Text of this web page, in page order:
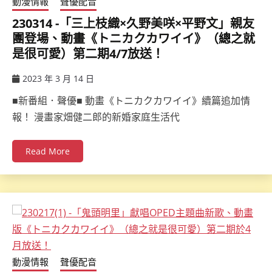
230314 -「三上枝織×久野美咲×平野文」親友
團登場、動畫《トニカクカワイイ》（總之就
是很可愛）第二期4/7放送！
2023 年 3 月 14 日
■新番組．聲優■ 動畫《トニカクカワイイ》續篇追加情
報！ 漫畫家畑健二郎的新婚家庭生活代
Read More
動漫情報 聲優配音